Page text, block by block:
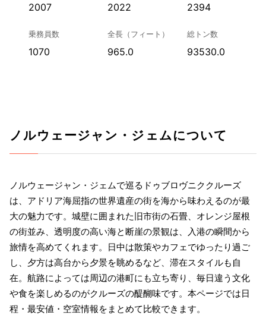
2007 2022 2394
乗務員数
1070
全長（フィート）
965.0
総トン数
93530.0
ノルウェージャン・ジェムについて
ノルウェージャン・ジェムで巡るドゥブロヴニククルーズ
は、アドリア海屈指の世界遺産の街を海から味わえるのが最
大の魅力です。城壁に囲まれた旧市街の石畳、オレンジ屋根
の街並み、透明度の高い海と断崖の景観は、入港の瞬間から
旅情を高めてくれます。日中は散策やカフェでゆったり過ご
し、夕方は高台から夕景を眺めるなど、滞在スタイルも自
在。航路によっては周辺の港町にも立ち寄り、毎日違う文化
や食を楽しめるのがクルーズの醍醐味です。本ページでは日
程・最安値・空室情報をまとめて比較できます。